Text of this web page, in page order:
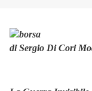
di Sergio Di Cori